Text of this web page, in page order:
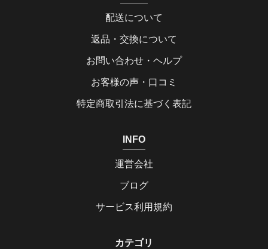
配送について
返品・交換について
お問い合わせ・ヘルプ
お客様の声・口コミ
特定商取引法に基づく表記
INFO
運営会社
ブログ
サービス利用規約
カテゴリ